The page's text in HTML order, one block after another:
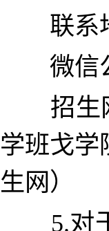
联系
微信
招生
学班戈学
生网）
5.对